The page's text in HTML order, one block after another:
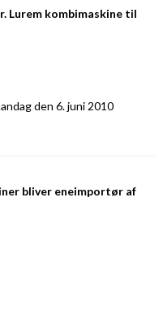
Lurem kombimaskine til
den 6. juni 2010
bliver eneimportør af